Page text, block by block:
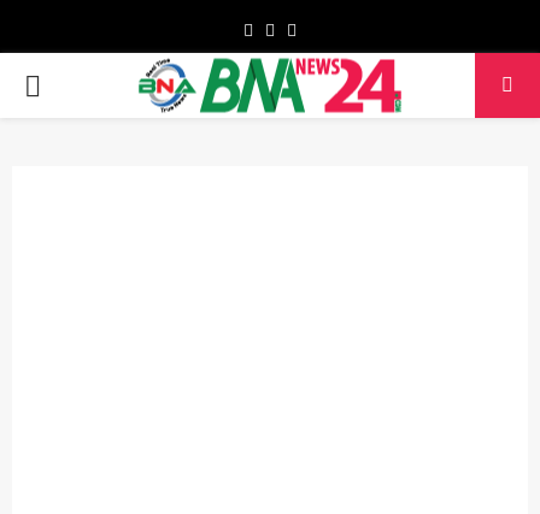
Facebook
Twitter
PRIMARY